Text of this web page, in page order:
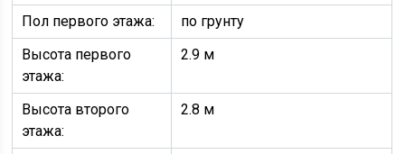
Пол первого этажа:
по грунту
Высота первого
этажа:
2.9 м
Высота второго
этажа:
2.8 м